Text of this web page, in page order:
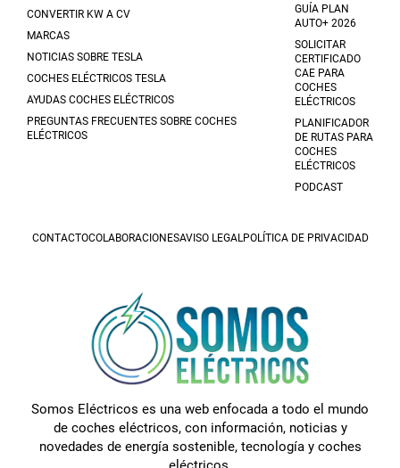
CONVERTIR KW A CV
MARCAS
NOTICIAS SOBRE TESLA
COCHES ELÉCTRICOS TESLA
AYUDAS COCHES ELÉCTRICOS
PREGUNTAS FRECUENTES SOBRE COCHES
ELÉCTRICOS
GUÍA PLAN
AUTO+ 2026
SOLICITAR
CERTIFICADO
CAE PARA
COCHES
ELÉCTRICOS
PLANIFICADOR
DE RUTAS PARA
COCHES
ELÉCTRICOS
PODCAST
CONTACTOCOLABORACIONESAVISO LEGALPOLÍTICA DE PRIVACIDAD
Somos Eléctricos es una web enfocada a todo el mundo
de coches eléctricos, con información, noticias y
novedades de energía sostenible, tecnología y coches